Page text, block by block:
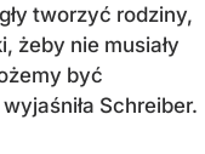
tworzyć rodziny,
żeby nie musiały
być
Schreiber.